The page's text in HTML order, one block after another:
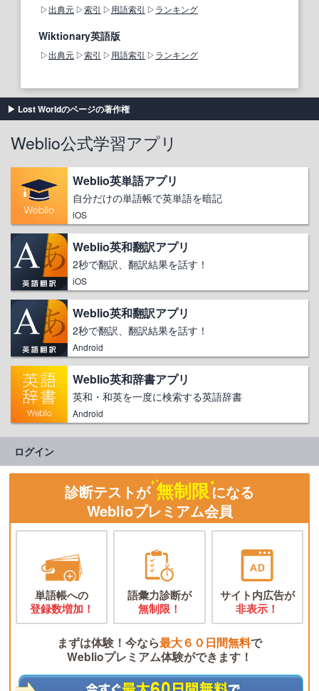
出典元 索引 用語索引 ランキング
Wiktionary英語版
出典元 索引 用語索引 ランキング
Lost Worldのページの著作権
Weblio公式学習アプリ
Weblio英単語アプリ
自分だけの単語帳で英単語を暗記
iOS
Weblio英和翻訳アプリ
2秒で翻訳、翻訳結果を話す！
iOS
Weblio英和翻訳アプリ
2秒で翻訳、翻訳結果を話す！
Android
Weblio英和辞書アプリ
英和・和英を一度に検索する英語辞書
Android
ログイン
診断テストが 無制限になる
Weblioプレミアム会員
単語帳への
登録数増加！
語彙力診断が
無制限！
サイト内広告が
非表示！
まずは体験！今なら最大６０日間無料で
Weblioプレミアム体験ができます！